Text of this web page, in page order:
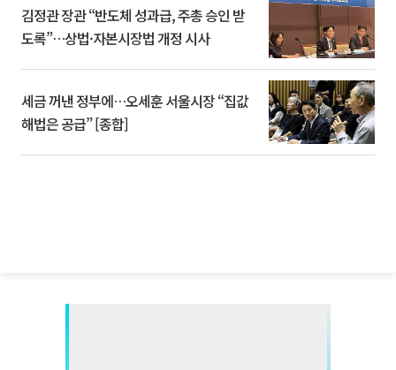
김정관 장관 “반도체 성과급, 주총 승인 받
도록”…상법·자본시장법 개정 시사
세금 꺼낸 정부에…오세훈 서울시장 “집값
해법은 공급” [종합]